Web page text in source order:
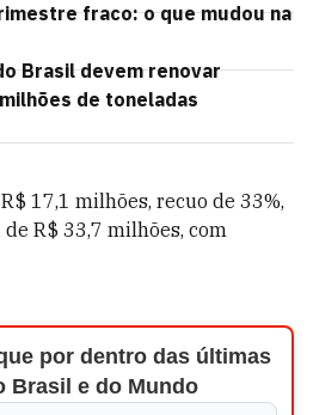
fraco: o que mudou na
Brasil devem renovar
de toneladas
17,1 milhões, recuo de 33%,
R$ 33,7 milhões, com
por dentro das últimas
Brasil e do Mundo